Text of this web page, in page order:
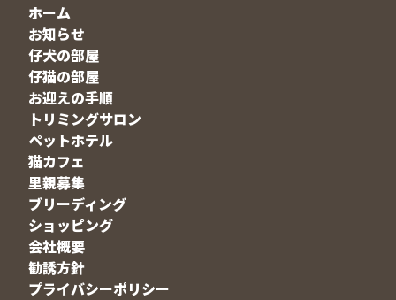
ホーム
お知らせ
仔犬の部屋
仔猫の部屋
お迎えの手順
トリミングサロン
ペットホテル
猫カフェ
里親募集
ブリーディング
ショッピング
会社概要
勧誘方針
プライバシーポリシー